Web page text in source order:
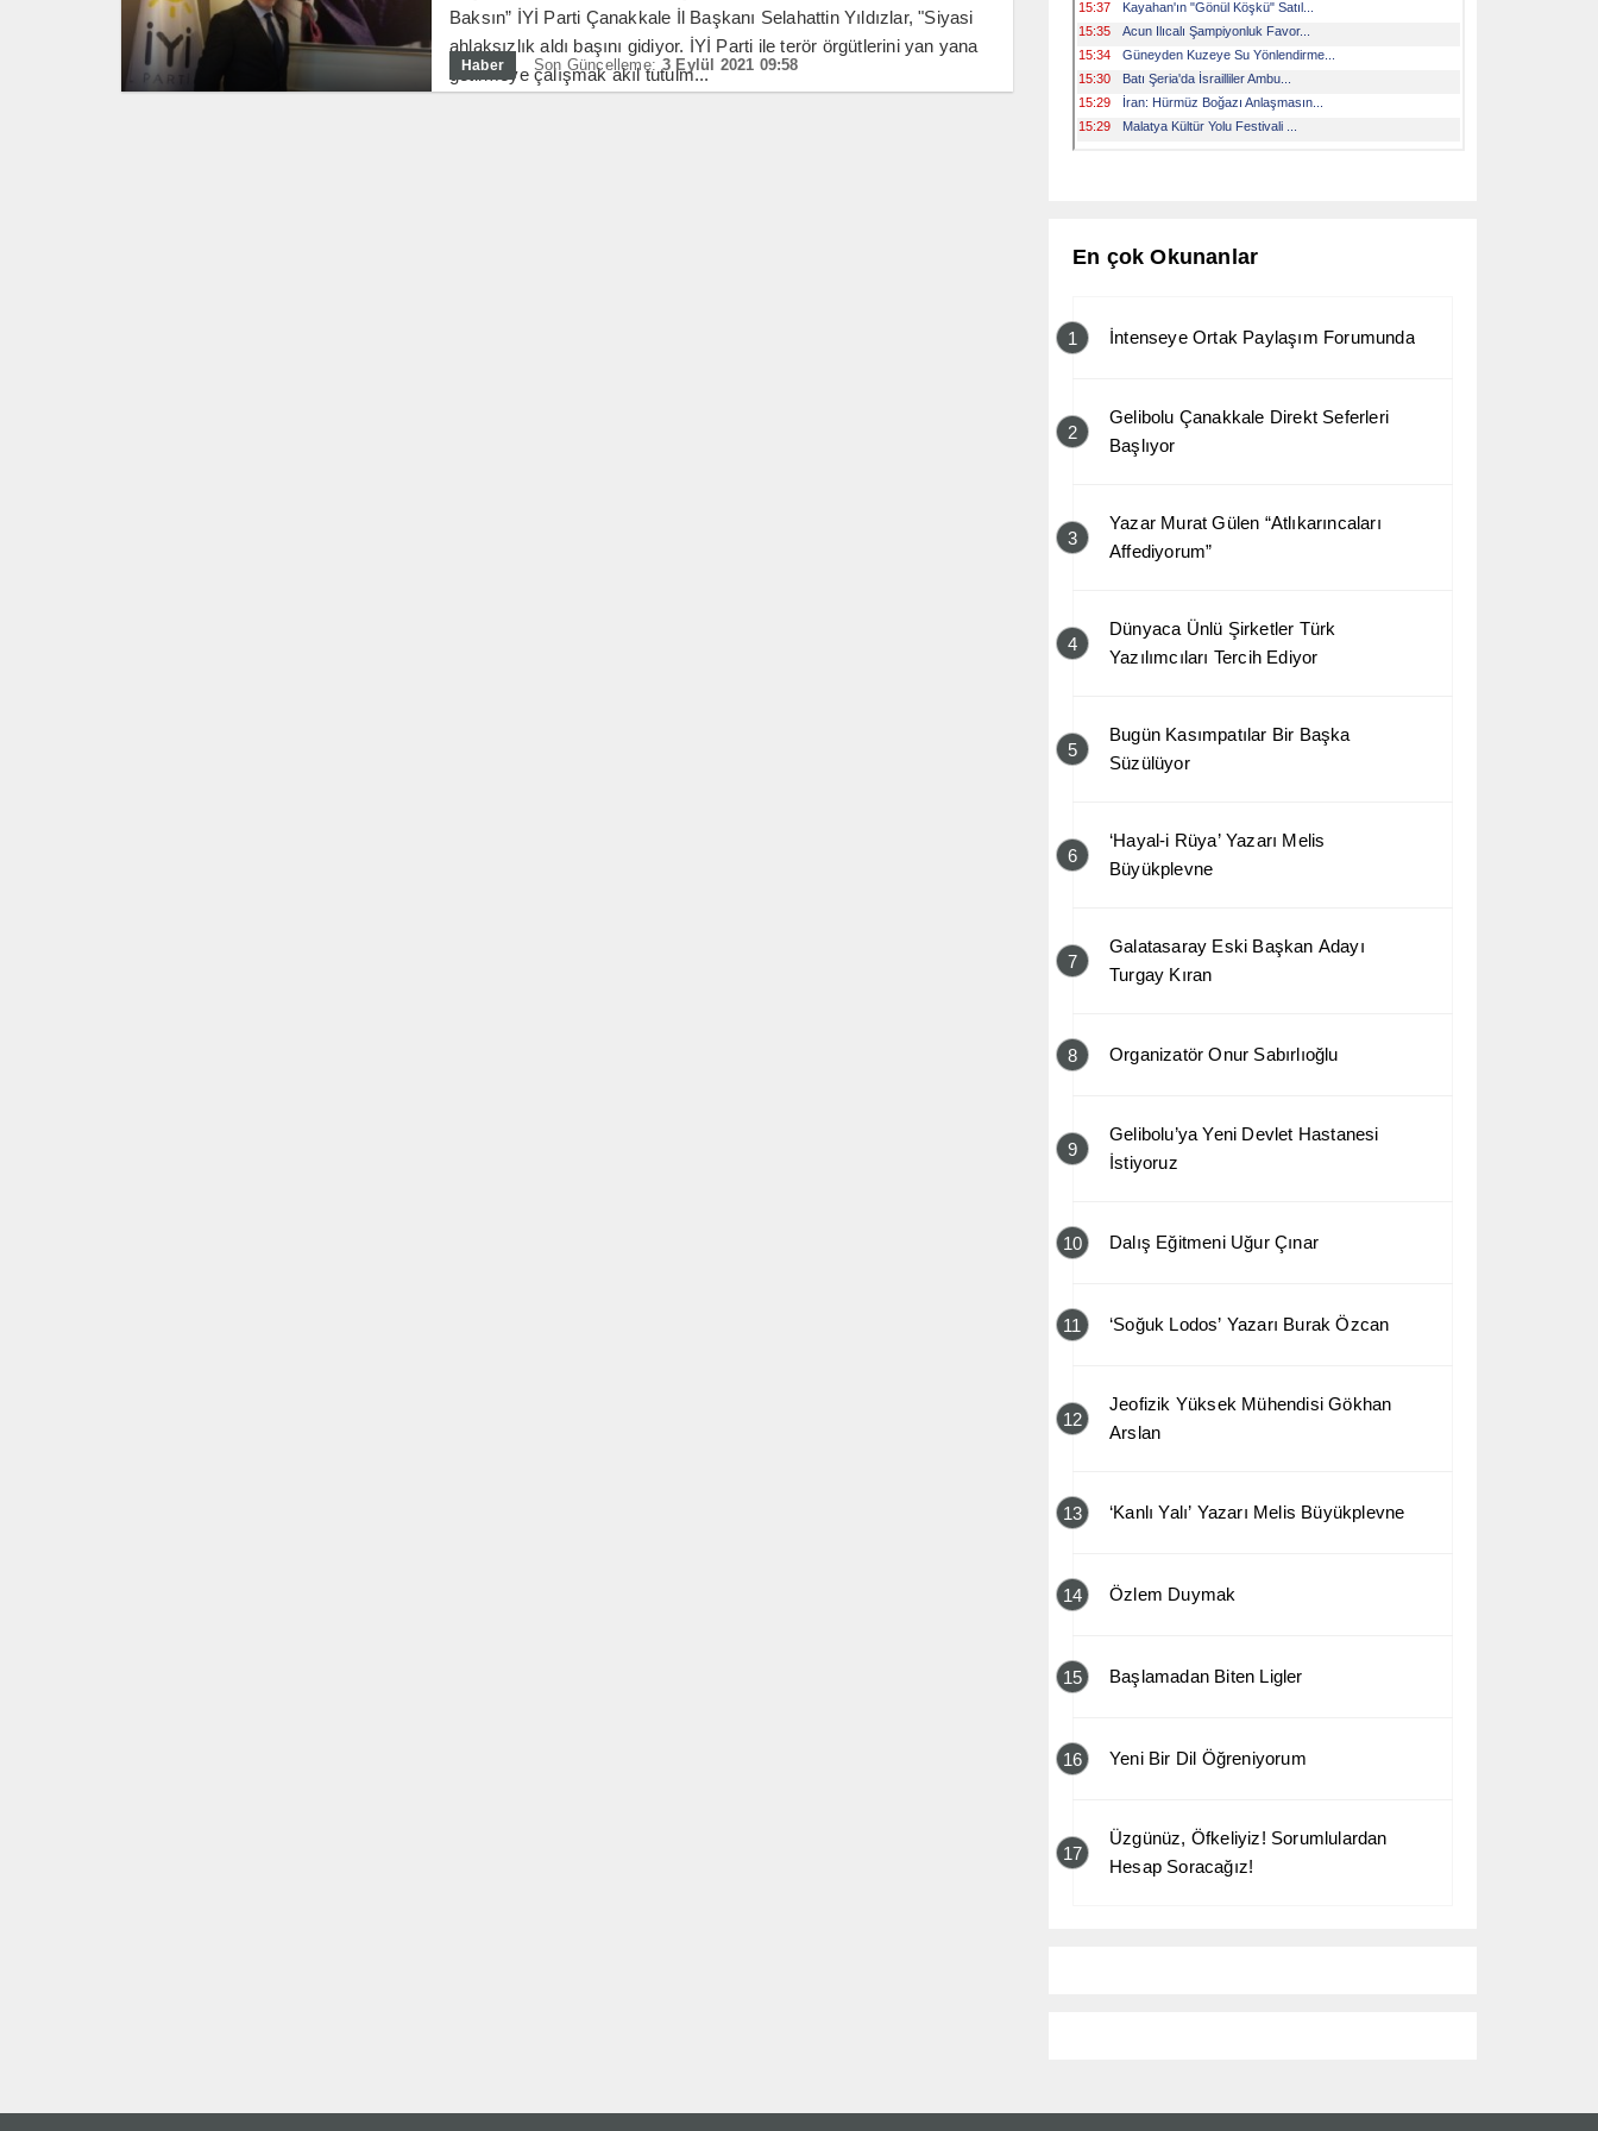
Baksın” İYİ Parti Çanakkale İl Başkanı Selahattin Yıldızlar, "Siyasi
ahlaksızlık aldı başını gidiyor. İYİ Parti ile terör örgütlerini yan yana
getirmeye çalışmak akıl tutulm...
Haber Son Güncelleme: 3 Eylül 2021 09:58
En çok Okunanlar
1 İntenseye Ortak Paylaşım Forumunda
2
Gelibolu Çanakkale Direkt Seferleri
Başlıyor
3
Yazar Murat Gülen “Atlıkarıncaları
Affediyorum”
4
Dünyaca Ünlü Şirketler Türk
Yazılımcıları Tercih Ediyor
5
Bugün Kasımpatılar Bir Başka
Süzülüyor
6
‘Hayal-i Rüya’ Yazarı Melis
Büyükplevne
7
Galatasaray Eski Başkan Adayı
Turgay Kıran
8 Organizatör Onur Sabırlıoğlu
9
Gelibolu’ya Yeni Devlet Hastanesi
İstiyoruz
10 Dalış Eğitmeni Uğur Çınar
11 ‘Soğuk Lodos’ Yazarı Burak Özcan
12
Jeofizik Yüksek Mühendisi Gökhan
Arslan
13 ‘Kanlı Yalı’ Yazarı Melis Büyükplevne
14 Özlem Duymak
15 Başlamadan Biten Ligler
16 Yeni Bir Dil Öğreniyorum
17
Üzgünüz, Öfkeliyiz! Sorumlulardan
Hesap Soracağız!